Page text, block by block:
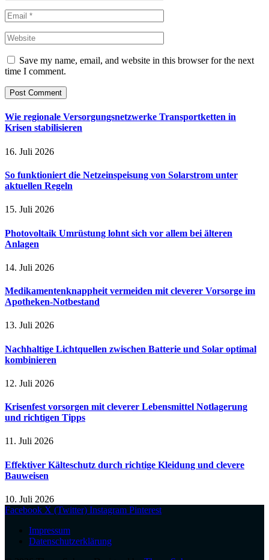
Save my name, email, and website in this browser for the next
time I comment.
Wie regionale Versorgungsnetzwerke Transportketten in
Krisen stabilisieren
16. Juli 2026
So funktioniert die Netzeinspeisung von Solarstrom unter
aktuellen Regeln
15. Juli 2026
Photovoltaik Umrüstung lohnt sich vor allem bei älteren
Anlagen
14. Juli 2026
Medikamentenknappheit vermeiden mit cleverer Vorsorge im
Apotheken-Notbestand
13. Juli 2026
Nachhaltige Lichtquellen zwischen Batterie und Solar optimal
kombinieren
12. Juli 2026
Krisenfest vorsorgen mit cleverer Lebensmittel Notlagerung
und richtigen Tipps
11. Juli 2026
Effektiver Kälteschutz durch richtige Kleidung und clevere
Bauweisen
10. Juli 2026
Facebook X (Twitter) Instagram Pinterest
Impressum
Datenschutzerklärung